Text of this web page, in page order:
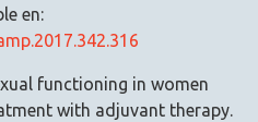
en:
functioning in women
with adjuvant therapy.